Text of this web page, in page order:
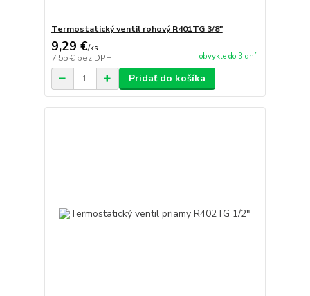
Termostatický ventil rohový R401TG 3/8"
9,29 €/ks
7,55 € bez DPH obvykle do 3 dní
Pridať do košíka